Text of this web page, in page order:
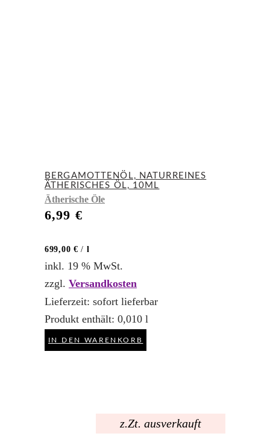
BERGAMOTTENÖL, NATURREINES
ÄTHERISCHES ÖL, 10ML
Ätherische Öle
6,99 €
699,00 € / l
inkl. 19 % MwSt.
zzgl. Versandkosten
Lieferzeit: sofort lieferbar
Produkt enthält: 0,010 l
IN DEN WARENKORB
z.Zt. ausverkauft